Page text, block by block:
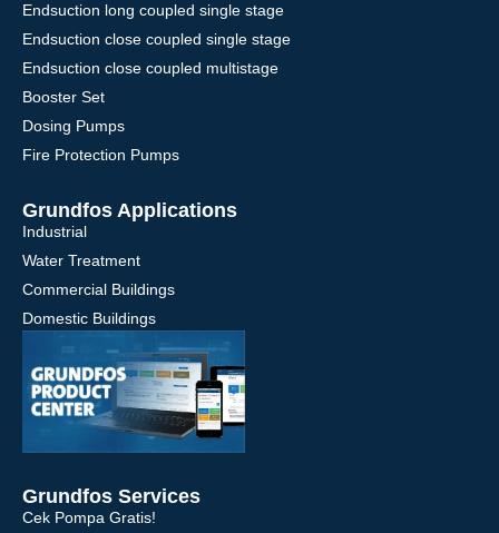
Endsuction long coupled single stage
Endsuction close coupled single stage
Endsuction close coupled multistage
Booster Set
Dosing Pumps
Fire Protection Pumps
Grundfos Applications
Industrial
Water Treatment
Commercial Buildings
Domestic Buildings
Grundfos Services
Cek Pompa Gratis!